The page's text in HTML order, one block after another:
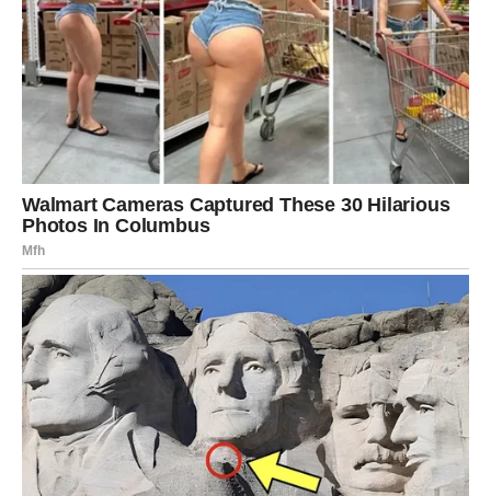
posvećivali više pažnje i ulagali malo truda u sitne popravke.
Naravno, nisu svi kvarovi jednostavni. Ako se metalna
komponenta koja vodi klizač ošteti ili potpuno pukne, tada je
često jedino rješenje zamjena cijelog zatvarača. Međutim, i u
tim slučajevima, odlazak do lokalne krojačice košta
se, pod uticajem potrošačke kulture, sve češće bira
jednostavniji, ali skuplji put – kupovina.